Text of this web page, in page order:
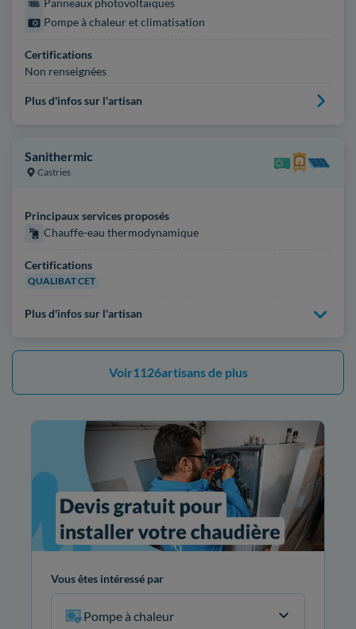
Pompe à chaleur et climatisation
Certifications
Non renseignées
Plus d'infos sur l'artisan
Sanithermic
Castries
Principaux services proposés
Chauffe-eau thermodynamique
Certifications
QUALIBAT CET
Plus d'infos sur l'artisan
Voir1126artisans de plus
Vous êtes intéressé par
Pompe à chaleur